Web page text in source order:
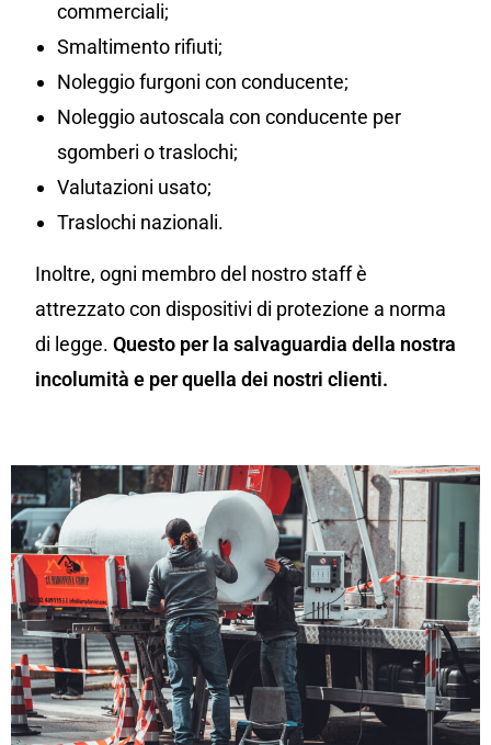
commerciali;
Smaltimento rifiuti;
Noleggio furgoni con conducente;
Noleggio autoscala con conducente per
sgomberi o traslochi;
Valutazioni usato;
Traslochi nazionali.
Inoltre, ogni membro del nostro staff è
attrezzato con dispositivi di protezione a norma
di legge. Questo per la salvaguardia della nostra
incolumità e per quella dei nostri clienti.